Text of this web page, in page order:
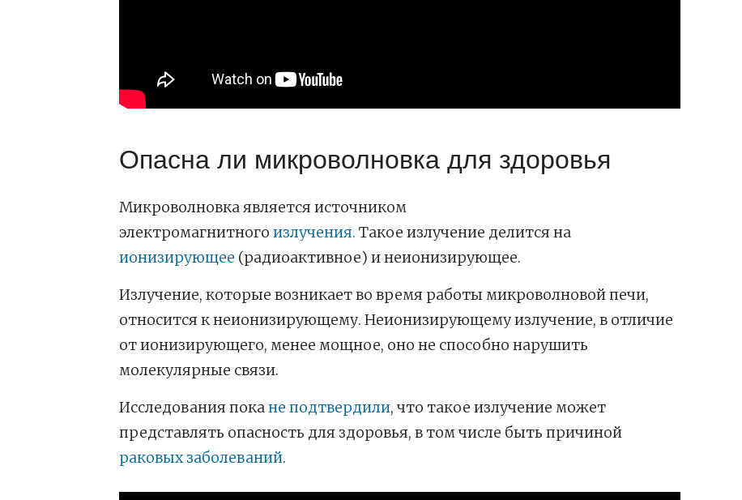
Опасна ли микроволновка для здоровья
Микроволновка является источником
электромагнитного излучения. Такое излучение делится на
ионизирующее (радиоактивное) и неионизирующее.
Излучение, которые возникает во время работы микроволновой печи,
относится к неионизирующему. Неионизирующему излучение, в отличие
от ионизирующего, менее мощное, оно не способно нарушить
молекулярные связи.
Исследования покане подтвердили, что такое излучение может
представлять опасность для здоровья, в том числе быть причиной
раковых заболеваний.